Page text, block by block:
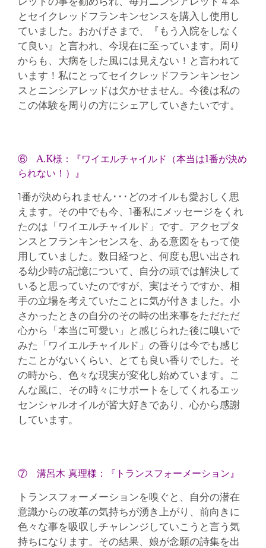
とセイクレッドフランキンセンスを購入し使用し
ていました。おかげさまで、『もう入院をしなく
て良い』と言われ、今現在に至っています。周り
からも、大病をした風には見えない！と言われて
います！私にとってセイクレッドフランキンセン
スとニンシアレッドは欠かせません。今後は私の
この体験を周りの方にシェアしていきたいです。
⑥ A.K様：『ワイエルチャイルド（本当は1番が決め
られない！）』
1番が決められません･･･どのオイルも愛おしく思
えます。その中でも今、1番私にメッセージをくれ
たのは「ワイエルチャイルド」です。アクセプタ
ンスとフランキンセンスを、ある意図をもって使
用していました。数日経つと、何度も思い出され
る幼少時の記憶について、自分の頭では解決して
いると思っていたのですが、実はそうですか、相
手の立場を考えていたことに気が付きました。小
さかったときの自分のその時の出来事をただただ
心から「本当に可愛い」と感じられた後に嗅いで
みた「ワイエルチャイルド」の香りは今でも感じ
たことがないくらい、とても良い香りでした。そ
の時から、色々な現実が変化し始めています。こ
んな風に、その時々にサポートをしてくれるエッ
センシャルオイルが皆大好きであり、心から感謝
しています。
⑦ 溝呂木 真理様：『トランスフォーメーション』
トランスフォーメーションを嗅ぐと、自分の潜在
意識からの改革の気持ちが湧き上がり、前向きに
色々な事を吸収しチャレンジしていこうと言う気
持ちになります。その結果、娘が念願の詩集を出